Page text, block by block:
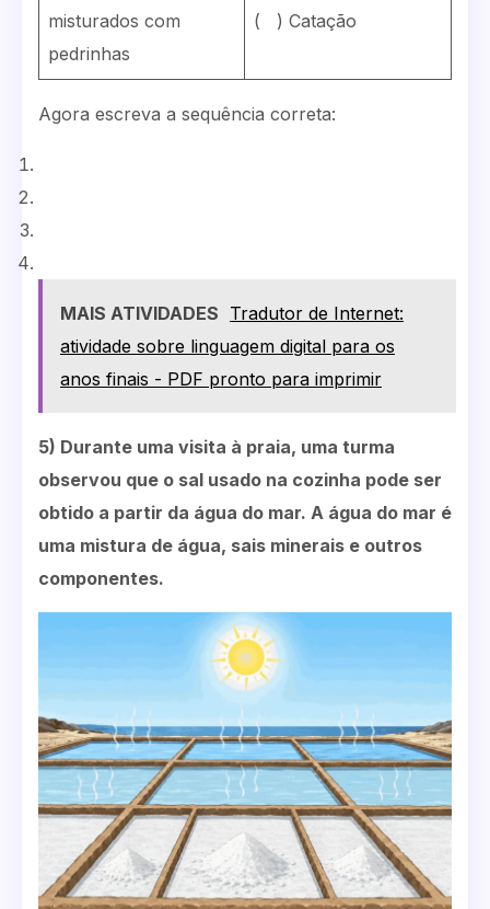
misturados com
pedrinhas
( ) Catação
Agora escreva a sequência correta:
MAIS ATIVIDADES Tradutor de Internet:
atividade sobre linguagem digital para os
anos finais - PDF pronto para imprimir
5) Durante uma visita à praia, uma turma
observou que o sal usado na cozinha pode ser
obtido a partir da água do mar. A água do mar é
uma mistura de água, sais minerais e outros
componentes.